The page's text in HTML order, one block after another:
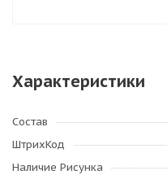
Характеристики
Состав
ШтрихКод
Наличие Рисунка